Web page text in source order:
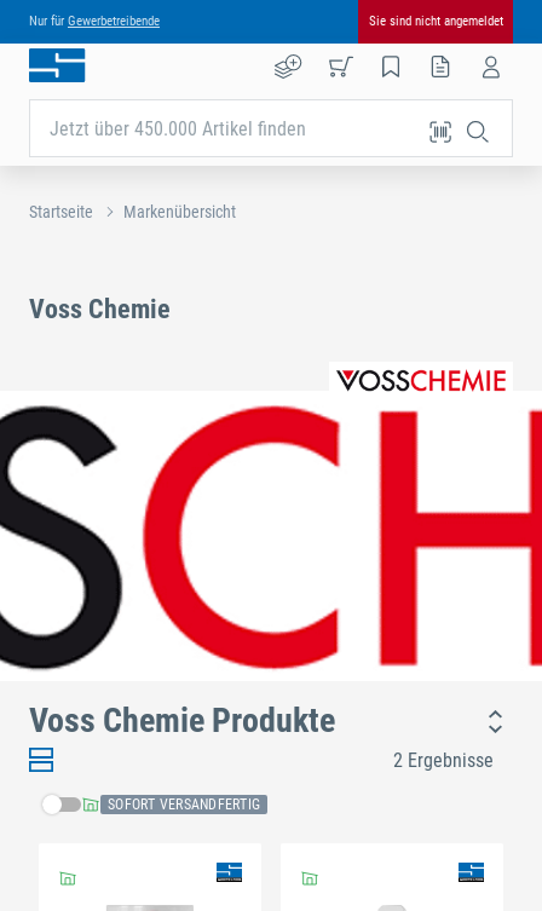
Nur für Gewerbetreibende Sie sind nicht angemeldet
Jetzt über 450.000 Artikel finden
Startseite Markenübersicht
Voss Chemie
Voss Chemie Produkte
2 Ergebnisse
SOFORT VERSANDFERTIG